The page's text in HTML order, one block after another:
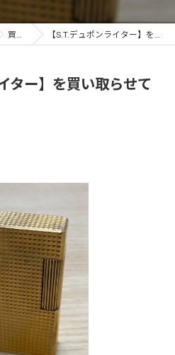
買取実績 【S.T.デュポンライター】を買い取らせて頂きました😊
ター】を買い取らせて